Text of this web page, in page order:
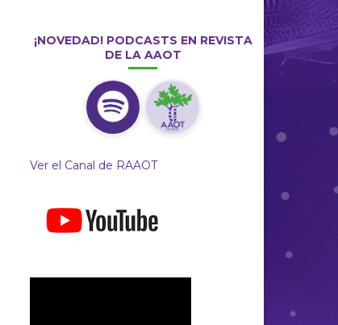
¡NOVEDAD! PODCASTS EN REVISTA
DE LA AAOT
Ver el Canal de RAAOT